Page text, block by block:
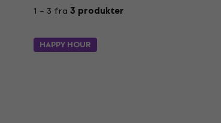
1 – 3 fra 3 produkter
HAPPY HOUR